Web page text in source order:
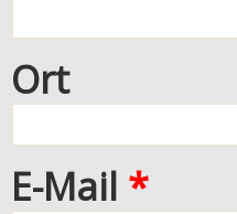
Ort
E-Mail *